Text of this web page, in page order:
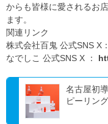
からも皆様に愛されるお
ます。
関連リンク
株式会社百鬼 公式SNS X：
なでしこ 公式SNS X ：
名古屋初
ピーリン